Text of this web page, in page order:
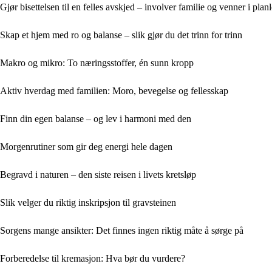
Gjør bisettelsen til en felles avskjed – involver familie og venner i
Skap et hjem med ro og balanse – slik gjør du det trinn for trinn
Makro og mikro: To næringsstoffer, én sunn kropp
Aktiv hverdag med familien: Moro, bevegelse og fellesskap
Finn din egen balanse – og lev i harmoni med den
Morgenrutiner som gir deg energi hele dagen
Begravd i naturen – den siste reisen i livets kretsløp
Slik velger du riktig inskripsjon til gravsteinen
Sorgens mange ansikter: Det finnes ingen riktig måte å sørge på
Forberedelse til kremasjon: Hva bør du vurdere?